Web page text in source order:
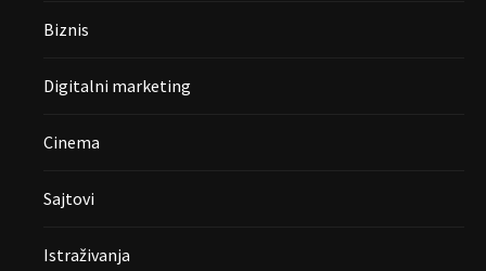
Biznis
Digitalni marketing
Cinema
Sajtovi
Istraživanja